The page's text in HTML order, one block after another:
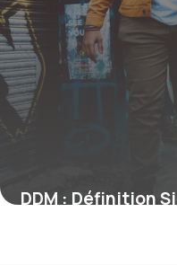
DDM : Définition